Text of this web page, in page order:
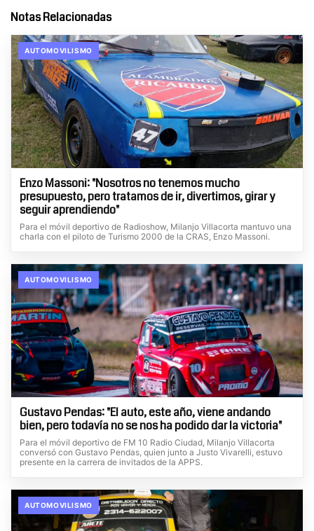
Notas Relacionadas
AUTOMOVILISMO
Enzo Massoni: "Nosotros no tenemos mucho
presupuesto, pero tratamos de ir, divertimos, girar y
seguir aprendiendo"
Para el móvil deportivo de Radioshow, Milanjo Villacorta mantuvo una
charla con el piloto de Turismo 2000 de la CRAS, Enzo Massoni.
AUTOMOVILISMO
Gustavo Pendas: "El auto, este año, viene andando
bien, pero todavía no se nos ha podido dar la victoria"
Para el móvil deportivo de FM 10 Radio Ciudad, Milanjo Villacorta
conversó con Gustavo Pendas, quien junto a Justo Vivarelli, estuvo
presente en la carrera de invitados de la APPS.
AUTOMOVILISMO